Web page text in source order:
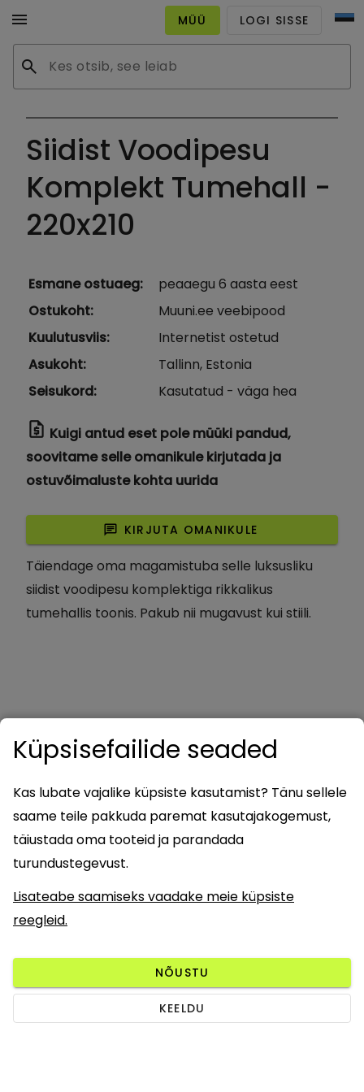
menu
search
MÜÜ LOGI SISSE
Siidist Voodipesu
Komplekt Tumehall -
220x210
Esmane ostuaeg:
peaaegu 6 aasta eest
Ostukoht:
Muuni.ee veebipood
Kuulutusviis:
Internetist ostetud
Asukoht:
Tallinn, Estonia
Seisukord: Kasutatud - väga hea
request_quote Kuigi antud eset pole müüki pandud,
soovitame selle omanikule kirjutada ja
ostuvõimaluste kohta uurida
chat KIRJUTA OMANIKULE
Täiendage oma magamistuba selle luksusliku
siidist voodipesu komplektiga rikkalikus
tumehallis toonis. Pakub nii mugavust kui stiili.
Küpsisefailide seaded
Kas lubate vajalike küpsiste kasutamist? Tänu sellele
saame teile pakkuda paremat kasutajakogemust,
täiustada oma tooteid ja parandada
turundustegevust.
Lisateabe saamiseks vaadake meie küpsiste
reegleid.
NÕUSTU
KEELDU